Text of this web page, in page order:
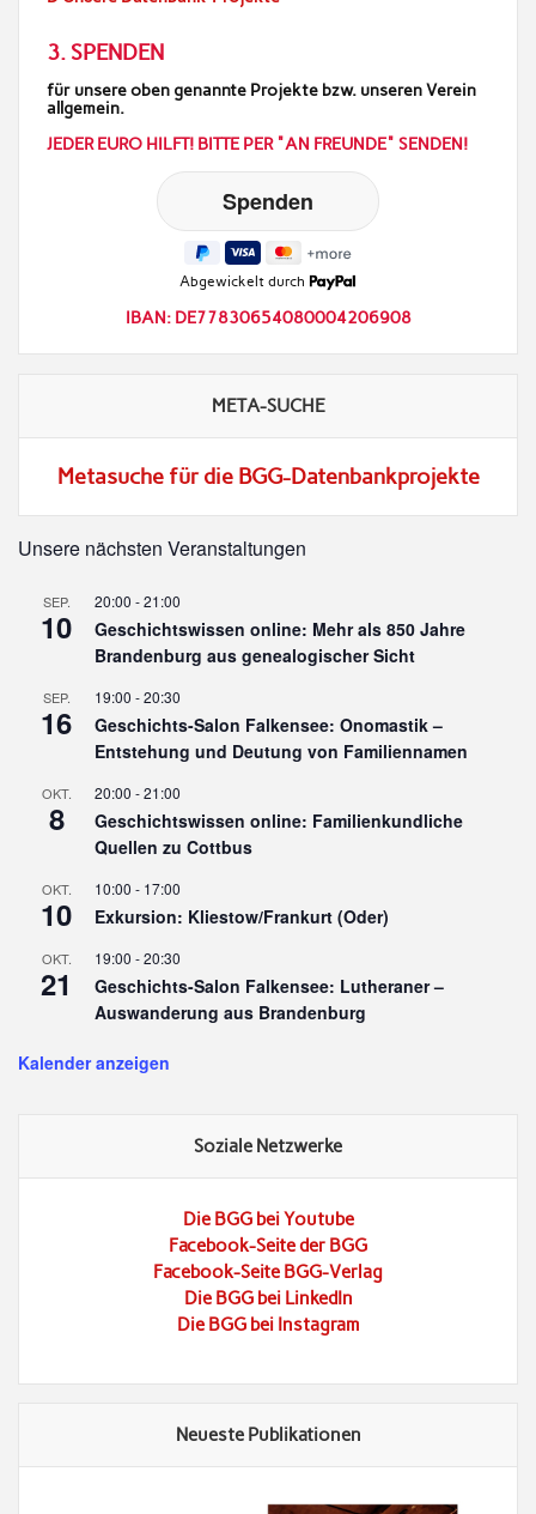
3. SPENDEN
für unsere oben genannte Projekte bzw. unseren Verein
allgemein.
JEDER EURO HILFT! BITTE PER "AN FREUNDE" SENDEN!
Abgewickelt durch
IBAN: DE77830654080004206908
META-SUCHE
Metasuche für die BGG-Datenbankprojekte
Unsere nächsten Veranstaltungen
SEP.
10
20:00 -21:00
Geschichtswissen online: Mehr als 850 Jahre
Brandenburg aus genealogischer Sicht
SEP.
16
19:00 -20:30
Geschichts-Salon Falkensee: Onomastik –
Entstehung und Deutung von Familiennamen
OKT.
8
20:00 -21:00
Geschichtswissen online: Familienkundliche
Quellen zu Cottbus
OKT.
10
10:00 - 17:00
Exkursion: Kliestow/Frankurt (Oder)
OKT.
21
19:00 -20:30
Geschichts-Salon Falkensee: Lutheraner –
Auswanderung aus Brandenburg
Kalender anzeigen
Soziale Netzwerke
Die BGG bei Youtube
Facebook-Seite der BGG
Facebook-Seite BGG-Verlag
Die BGG bei LinkedIn
Die BGG bei Instagram
Neueste Publikationen